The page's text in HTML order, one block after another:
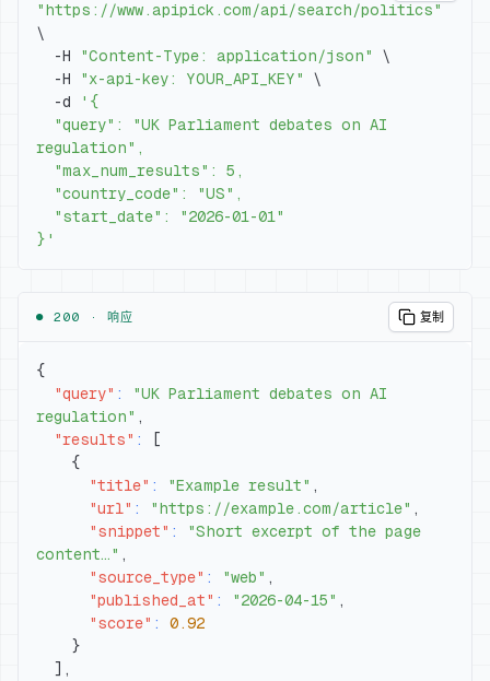
"https://www.apipick.com/api/search/politics"
\
  -H
"Content-Type: application/json"
\
  -H
"x-api-key: YOUR_API_KEY"
\
  -d
}'
● 200 · 响应 复制
{
"query" :
"UK Parliament debates on AI
regulation" ,
"results" :
[
{
"title" : "Example result" ,
"url" : "https://example.com/article" ,
"snippet" :
"Short excerpt of the page
content…" ,
"source_type" : "web" ,
"published_at" : "2026-04-15" ,
"score" :
0.92
}
] ,